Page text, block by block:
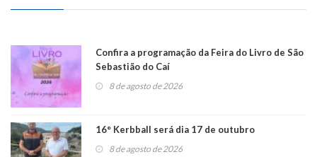
Confira a programação da Feira do Livro de São
Sebastião do Caí
8 de agosto de 2026
16° Kerbball será dia 17 de outubro
8 de agosto de 2026